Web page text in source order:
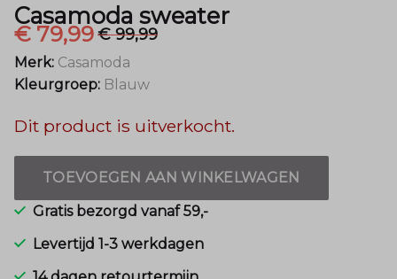
Casamoda sweater
€ 79,99€ 99,99
Merk: Casamoda
Kleurgroep: Blauw
Dit product is uitverkocht.
TOEVOEGEN AAN WINKELWAGEN
Gratis bezorgd vanaf 59,-
Levertijd 1-3 werkdagen